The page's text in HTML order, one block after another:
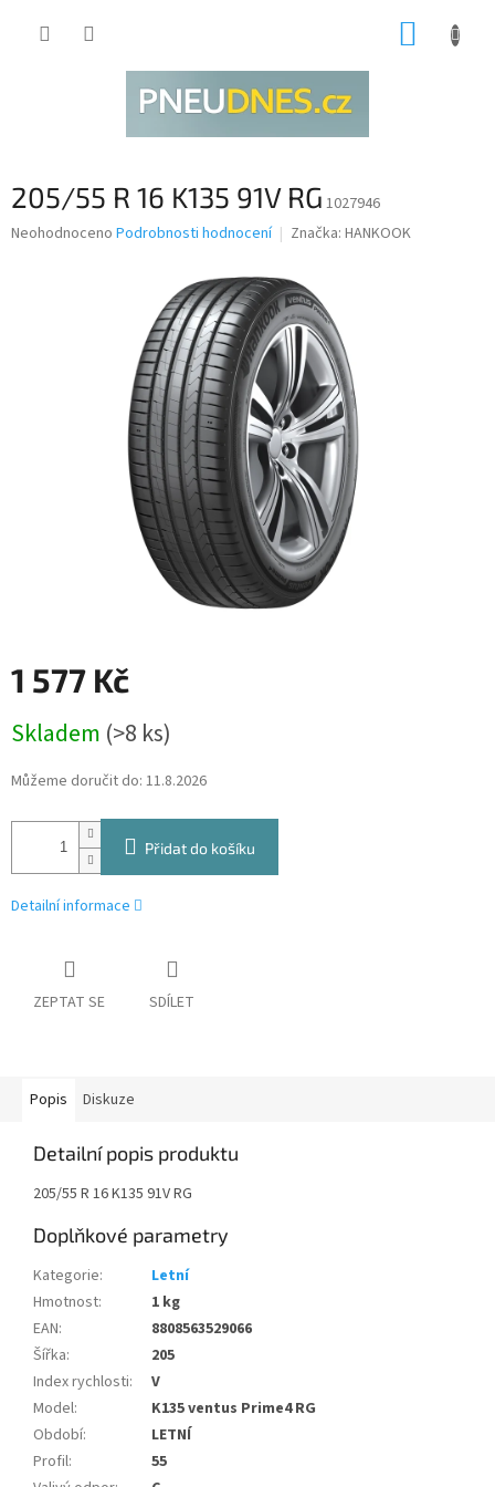
205/55 R 16 K135 91V RG 1027946
Průměrné
Neohodnoceno Podrobnosti hodnocení Značka: HANKOOK
1 577 Kč
cena:
Skladem (>8 ks)
Můžeme doručit do: 11.8.2026
Přidat do košíku
Detailní informace
ZEPTAT SE SDÍLET
Popis Diskuze
Detailní popis produktu
205/55 R 16 K135 91V RG
Doplňkové parametry
Kategorie:
Letní
Hmotnost:
1 kg
EAN:
8808563529066
Šířka:
205
Index rychlosti:
V
Model:
K135 ventus Prime4 RG
Období:
LETNÍ
Profil:
55